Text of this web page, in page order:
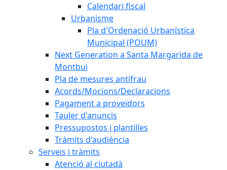
Calendari fiscal
Urbanisme
Pla d'Ordenació Urbanística
Municipal (POUM)
Next Generation a Santa Margarida de
Montbui
Pla de mesures antifrau
Acords/Mocions/Declaracions
Pagament a proveïdors
Tauler d'anuncis
Pressupostos i plantilles
Tràmits d'audiència
Serveis i tràmits
Atenció al ciutadà